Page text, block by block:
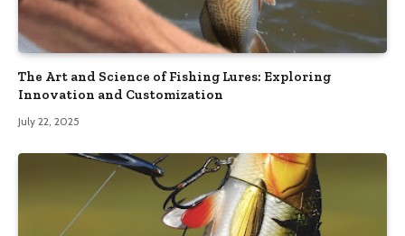
The Art and Science of Fishing Lures: Exploring
Innovation and Customization
July 22, 2025